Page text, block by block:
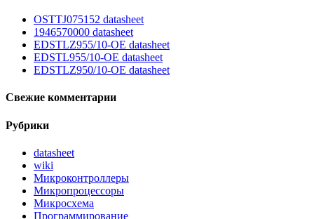
OSTTJ075152 datasheet
1946570000 datasheet
EDSTLZ955/10-OE datasheet
EDSTL955/10-OE datasheet
EDSTLZ950/10-OE datasheet
Свежие комментарии
Рубрики
datasheet
wiki
Микроконтроллеры
Микропроцессоры
Микросхема
Программирование